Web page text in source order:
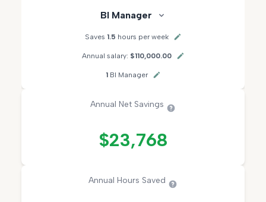
BI Manager
Saves 1.5 hours per week
Annual salary: $110,000.00
1 BI Manager
Annual Net Savings
$23,768
Annual Hours Saved